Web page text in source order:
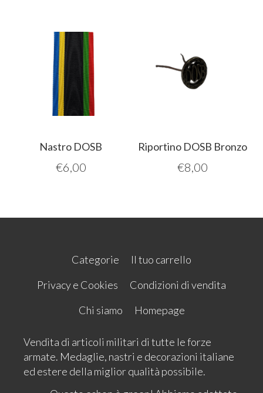
Nastro DOSB
€6,00
Riportino DOSB Bronzo
€8,00
Categorie
Il tuo carrello
Privacy e Cookies
Condizioni di vendita
Chi siamo
Homepage
Vendita di articoli militari di tutte le forze
armate. Medaglie, nastri e decorazioni italiane
ed estere della miglior qualità possibile.